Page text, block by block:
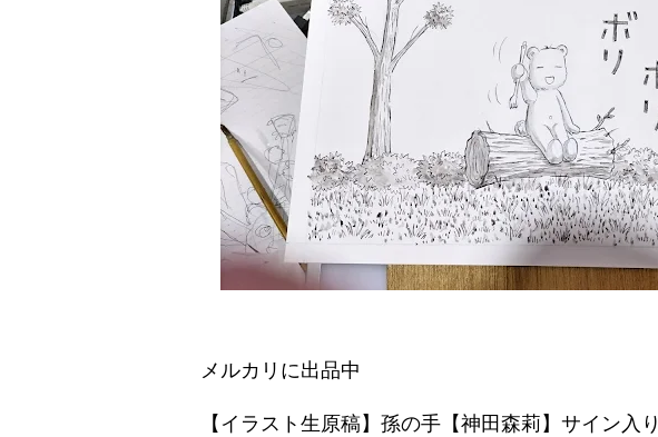
メルカリに出品中
【イラスト生原稿】孫の手【神田森莉】サイン入り